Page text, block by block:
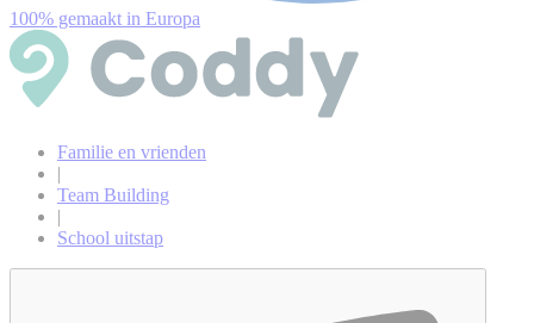
100% gemaakt in Europa
Familie en vrienden
|
Team Building
|
School uitstap